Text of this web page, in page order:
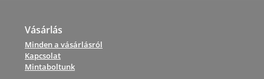
Vásárlás
Minden a vásárlásról
Kapcsolat
Mintaboltunk